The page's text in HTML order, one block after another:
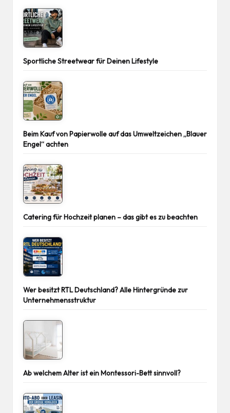
Sportliche Streetwear für Deinen Lifestyle
Beim Kauf von Papierwolle auf das Umweltzeichen „Blauer
Engel“ achten
Catering für Hochzeit planen – das gibt es zu beachten
Wer besitzt RTL Deutschland? Alle Hintergründe zur
Unternehmensstruktur
Ab welchem Alter ist ein Montessori-Bett sinnvoll?